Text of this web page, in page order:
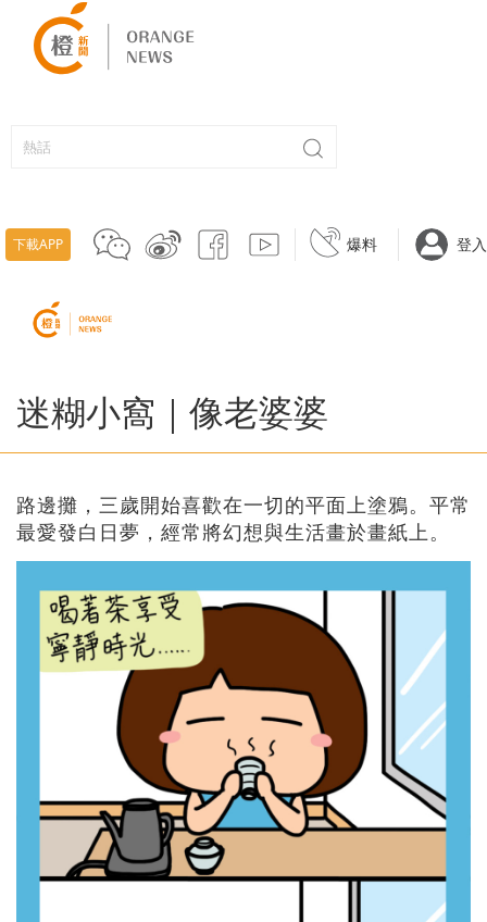
下載APP 爆料 登入
迷糊小窩｜像老婆婆
路邊攤，三歲開始喜歡在一切的平面上塗鴉。平常
最愛發白日夢，經常將幻想與生活畫於畫紙上。